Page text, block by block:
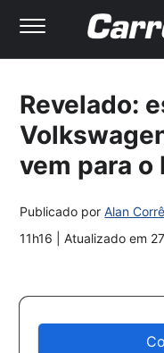
Revelado:
vem para
Publicado porAlan
11h16
| Atualizado em